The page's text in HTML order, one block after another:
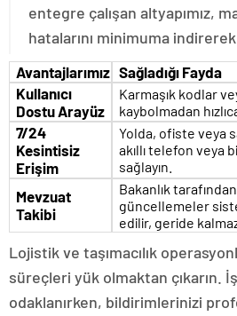
entegre çalışan altyapımız,
hatalarını minimuma
Avantajlarımız Sağladığı Fayda
Kullanıcı
Dostu Arayüz
Karmaşık kodlar
kaybolmadan
7/24
Kesintisiz
Erişim
Yolda, ofiste veya
akıllı telefon veya
sağlayın.
Mevzuat
Takibi
Bakanlık
güncellemeler
edilir, geride
Lojistik ve taşımacılık
süreçleri yük olmaktan çıkarın.
odaklanırken, bildirimlerinizi